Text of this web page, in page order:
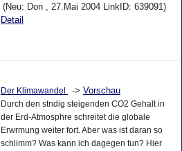
(Neu: Don , 27.Mai 2004 LinkID: 639091)
Detail
Der Klimawandel -> Vorschau
Durch den stndig steigenden CO2 Gehalt in
der Erd-Atmosphre schreitet die globale
Erwrmung weiter fort. Aber was ist daran so
schlimm? Was kann ich dagegen tun? Hier